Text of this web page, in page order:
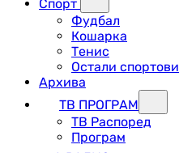
Спорт
Фудбал
Кошарка
Тенис
Остали спортови
Архива
ТВ ПРОГРАМ
ТВ Распоред
Програм